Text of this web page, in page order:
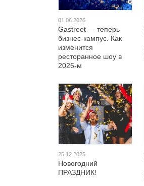
01.06.2026
Gastreet — теперь
бизнес-кампус. Как
изменится
ресторанное шоу в
2026-м
25.12.2025
Новогодний
ПРАЗДНИК!